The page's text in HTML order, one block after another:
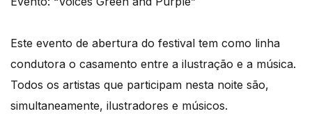
Este evento de abertura do festival tem como linha
condutora o casamento entre a ilustração e a música.
Todos os artistas que participam nesta noite são,
simultaneamente, ilustradores e músicos.